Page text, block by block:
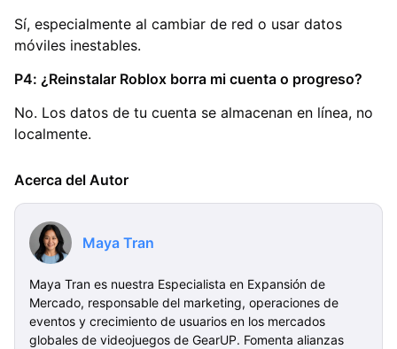
Sí, especialmente al cambiar de red o usar datos
móviles inestables.
P4: ¿Reinstalar Roblox borra mi cuenta o progreso?
No. Los datos de tu cuenta se almacenan en línea, no
localmente.
Acerca del Autor
Maya Tran
Maya Tran es nuestra Especialista en Expansión de
Mercado, responsable del marketing, operaciones de
eventos y crecimiento de usuarios en los mercados
globales de videojuegos de GearUP. Fomenta alianzas